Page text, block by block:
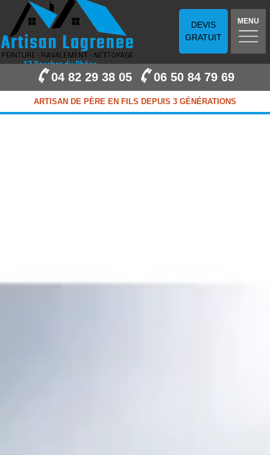
DEVIS
GRATUIT
MENU
04 82 29 38 05 06 50 84 79 69
ARTISAN DE PÈRE EN FILS DEPUIS 3 GÉNÉRATIONS